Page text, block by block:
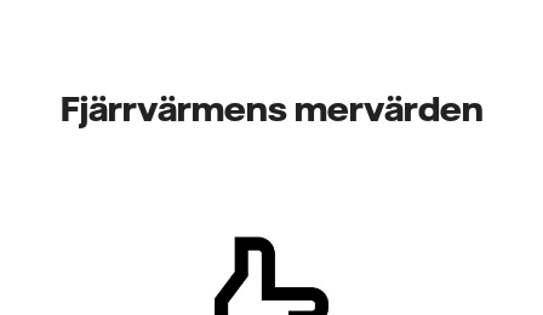
Fjärrvärmens mervärden